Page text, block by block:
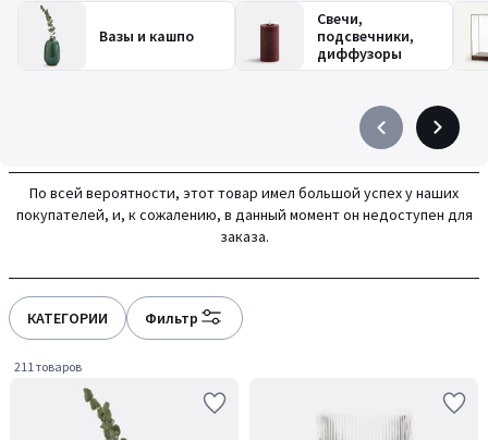
Вазы и кашпо
Свечи,
подсвечники,
диффузоры
Précédent
à
gauche
Suivant
à
droite
По всей вероятности, этот товар имел большой успех у наших
покупателей, и, к сожалению, в данный момент он недоступен для
заказа.
КАТЕГОРИИ Фильтр
211 товаров